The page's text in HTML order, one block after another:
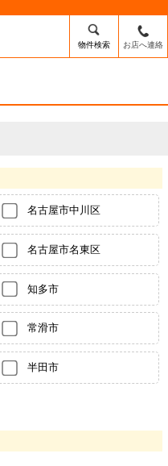
物件検索 お店へ連絡
名古屋市中川区
名古屋市名東区
知多市
常滑市
半田市